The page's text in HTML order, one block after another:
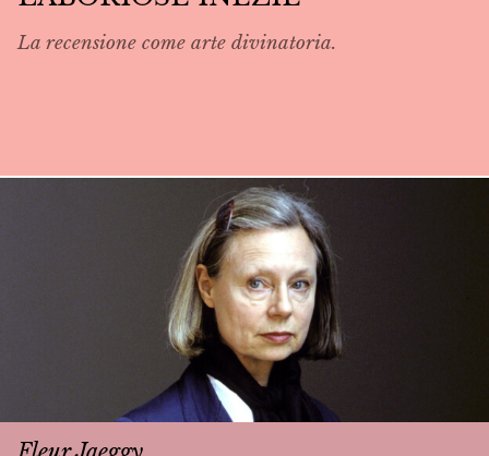
La recensione come arte divinatoria.